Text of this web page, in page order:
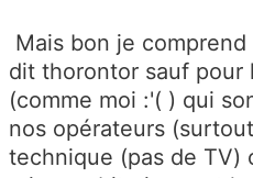
Mais bon je
dit thorontor sauf pour
(comme moi :'( ) qui
nos opérateurs
technique (pas de TV)